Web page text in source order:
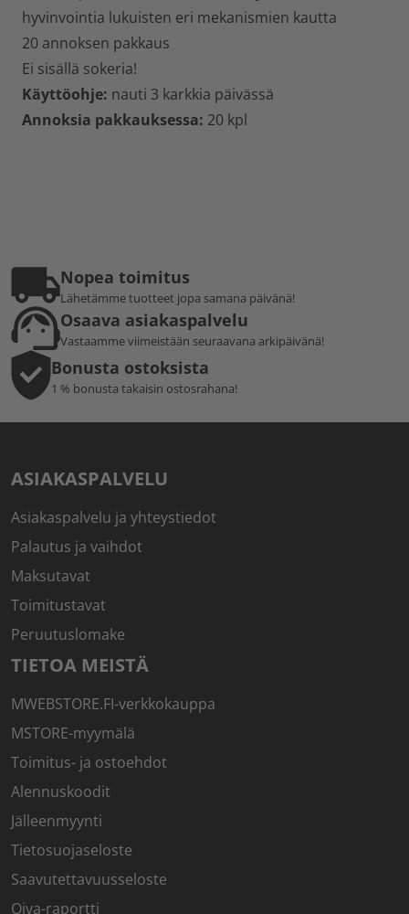
hyvinvointia lukuisten eri mekanismien kautta
20 annoksen pakkaus
Ei sisällä sokeria!
Käyttöohje: nauti 3 karkkia päivässä
Annoksia pakkauksessa: 20 kpl
Nopea toimitus
Lähetämme tuotteet jopa samana päivänä!
Osaava asiakaspalvelu
Vastaamme viimeistään seuraavana arkipäivänä!
Bonusta ostoksista
1 % bonusta takaisin ostosrahana!
ASIAKASPALVELU
Asiakaspalvelu ja yhteystiedot
Palautus ja vaihdot
Maksutavat
Toimitustavat
Peruutuslomake
TIETOA MEISTÄ
MWEBSTORE.FI-verkkokauppa
MSTORE-myymälä
Toimitus- ja ostoehdot
Alennuskoodit
Jälleenmyynti
Tietosuojaseloste
Saavutettavuusseloste
Oiva-raportti